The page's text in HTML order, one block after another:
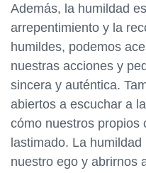
Además, la humildad
arrepentimiento y la
humildes, podemos
nuestras acciones y
sincera y auténtica.
abiertos a escuchar a
cómo nuestros propios
lastimado. La
nuestro ego y abrirnos